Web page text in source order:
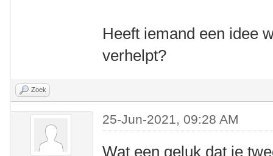
Heeft iemand een idee
verhelpt?
Zoek
25-Jun-2021, 09:28 AM
Wat een geluk dat je